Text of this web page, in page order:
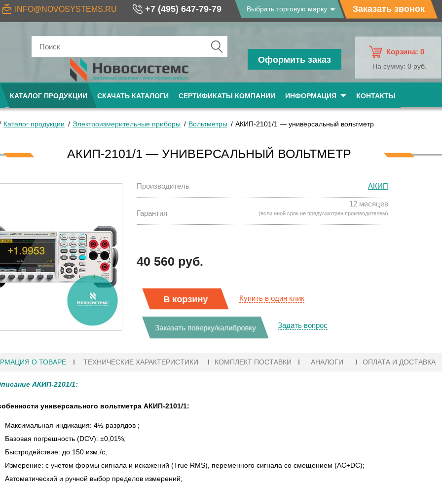
INFO@NOVOSYSTEMS.RU +7 (495) 647-79-79 Выбрать торговую марку Заказать звонок
Оформить заказ
Корзина: 0
На сумму: 0 руб.
КАТАЛОГ ПРОДУКЦИИ СКАЧАТЬ КАТАЛОГИ СЕРТИФИКАТЫ КОМПАНИИ ИНФОРМАЦИЯ КОНТАКТЫ
В НАЛИЧИИ! ZVH8, АНАЛИЗАТОР
КАБЕЛЕЙ И АНТЕНН, 100 КГЦ ДО 8 ГГЦ
(ГОСРЕЕСТР РФ)
Каталог продукции Электроизмерительные приборы Вольтметры АКИП-2101/1 — универсальный вольтметр
АКИП-2101/1 — УНИВЕРСАЛЬНЫЙ ВОЛЬТМЕТР
Производитель АКИП
Гарантия
12 месяцев
(если иной срок не предусмотрен производителем)
40 560 руб.
В корзину Купить в один клик
Заказать поверку/калибровку Задать вопрос
О ТОВАРЕ ТЕХНИЧЕСКИЕ ХАРАКТЕРИСТИКИ КОМПЛЕКТ ПОСТАВКИ АНАЛОГИ ОПЛАТА И ДОСТАВКА
АКИП-2101/1:
универсального вольтметра АКИП-2101/1:
Максимальная индикация: 4½ разрядов ;
Базовая погрешность (DCV): ±0,01%;
Быстродействие: до 150 изм./с;
Измерение: с учетом формы сигнала и искажений (True RMS), переменного сигнала со смещением (AC+DC);
Автоматический и ручной выбор пределов измерений;